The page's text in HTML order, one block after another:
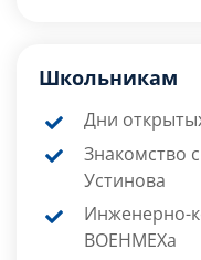
Школьникам
Дни
Знакомство
Устинова
Инженерно-
ВОЕНМЕХа